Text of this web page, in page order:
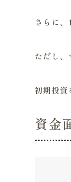
さらに
ただし、
初期投資
資金